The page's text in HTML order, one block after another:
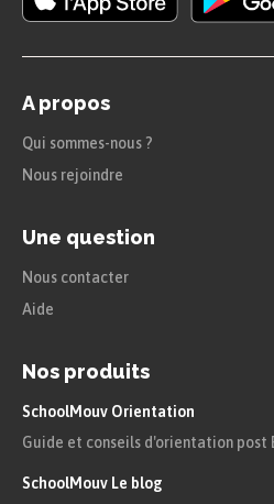
A propos
Qui sommes-nous ?
Nous rejoindre
Une question
Nous contacter
Aide
Nos produits
SchoolMouv Orientation
Guide et conseils d'orientation post
SchoolMouv Le blog